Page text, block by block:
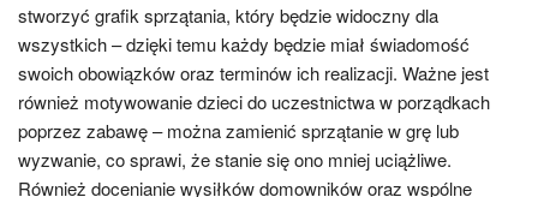
stworzyć grafik sprzątania, który będzie widoczny dla
wszystkich – dzięki temu każdy będzie miał świadomość
swoich obowiązków oraz terminów ich realizacji. Ważne jest
również motywowanie dzieci do uczestnictwa w porządkach
poprzez zabawę – można zamienić sprzątanie w grę lub
wyzwanie, co sprawi, że stanie się ono mniej uciążliwe.
Również docenianie wysiłków domowników oraz wspólne